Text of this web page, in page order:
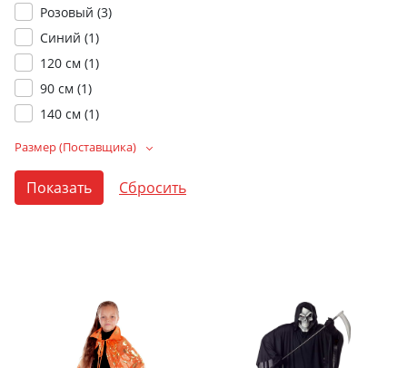
Розовый (3)
Синий (1)
120 см (1)
90 см (1)
140 см (1)
Размер (Поставщика)